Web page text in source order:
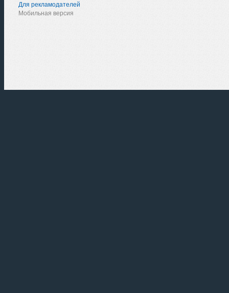
Для рекламодателей
Мобильная версия